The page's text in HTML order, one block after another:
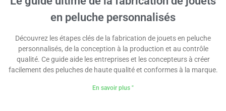
en peluche personnalisés
Découvrez les étapes clés de la fabrication de jouets en peluche
personnalisés, de la conception à la production et au contrôle
qualité. Ce guide aide les entreprises et les concepteurs à créer
facilement des peluches de haute qualité et conformes à la marque.
En savoir plus "